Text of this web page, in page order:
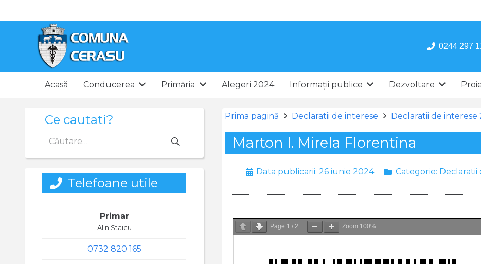
0244 297
Acasă Conducerea Primăria Alegeri 2024 Informații publice Dezvoltare
Prima pagină Declaratii de interese Declaratii de interese
Marton I. Mirela Florentina
Data publicarii:26 iunie 2024 Categorie: Declaratii
Page 1 / 2 Zoom 100%
Ce cautati?
după:
Telefoane utile
Primar
Alin Staicu
0732 820 165